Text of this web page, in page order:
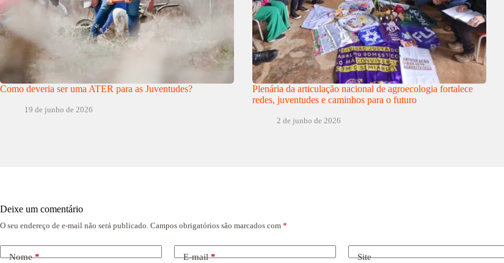
Como deveria ser uma ATER para as Juventudes?
19 de junho de 2026
Plenária da articulação nacional de agroecologia fortalece
redes, juventudes e caminhos para o futuro
2 de junho de 2026
Deixe um comentário
O seu endereço de e-mail não será publicado. Campos obrigatórios são marcados com *
Nome* E-mail* Site